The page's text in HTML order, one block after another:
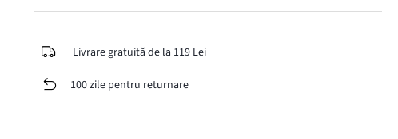
Livrare gratuită de la 119 Lei
100 zile pentru returnare